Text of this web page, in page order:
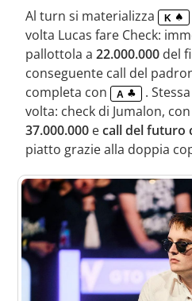
Al turn si materializza
K
volta Lucas fare Check:
pallottola a 22.000.000 del
conseguente call del
completa con
A
.
volta: check di Jumalon,
37.000.000 ecall del futuro
piatto grazie alla doppia